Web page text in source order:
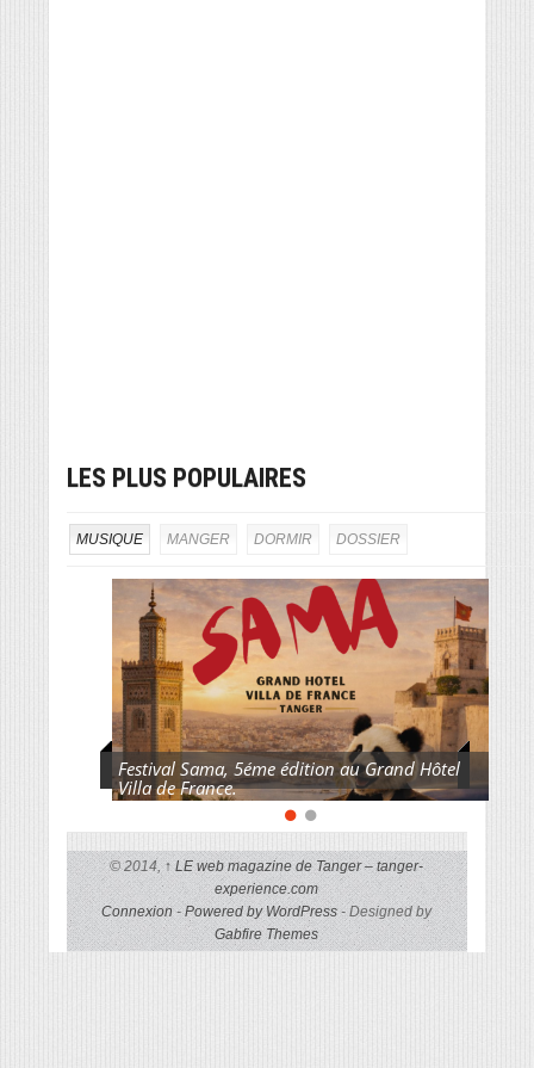
LES PLUS POPULAIRES
MUSIQUE MANGER DORMIR DOSSIER
Festival Sama, 5éme édition au Grand Hôtel
Villa de France.
© 2014,↑ LE web magazine de Tanger – tanger-
experience.com
Connexion-Powered by WordPress- Designed by
Gabfire Themes